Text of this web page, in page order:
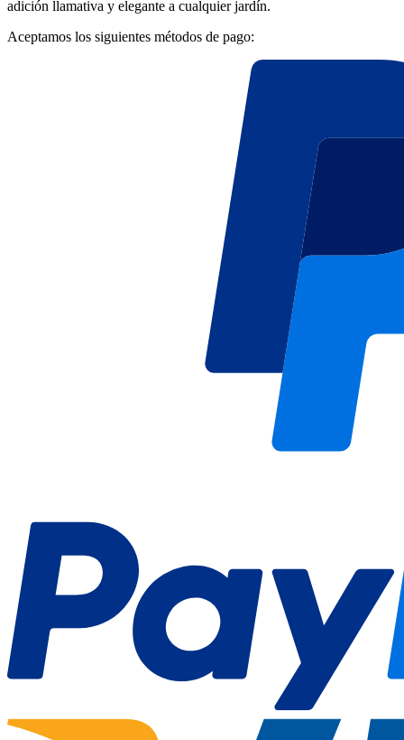
adición llamativa y elegante a cualquier jardín.
Aceptamos los siguientes métodos de pago: